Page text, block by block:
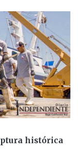
histórica